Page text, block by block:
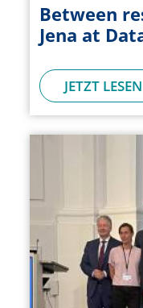
Between
Jena at
JETZT LESEN